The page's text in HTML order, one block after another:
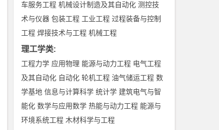
车服务工程 机械设计制造及其自动化 测控技
术与仪器 包装工程 工业工程 过程装备与控制
工程 焊接技术与工程 机械工程
理工学类:
工程力学 应用物理 能源与动力工程 电气工程
及其自动化 自动化 轮机工程 油气储运工程 数
学基地 信息与计算科学 统计学 建筑电气与智
能化 数学与应用数学 热能与动力工程 能源与
环境系统工程 木材科学与工程